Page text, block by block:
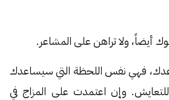
أيضاً، ولا تراهن على المشاعر.
فهي نفس اللحظة التي سيساعدك
وإن اعتمدت على المزاج في